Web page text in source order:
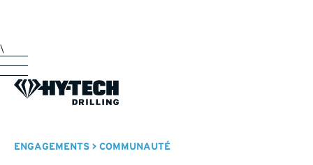
\
ENGAGEMENTS > COMMUNAUTÉ